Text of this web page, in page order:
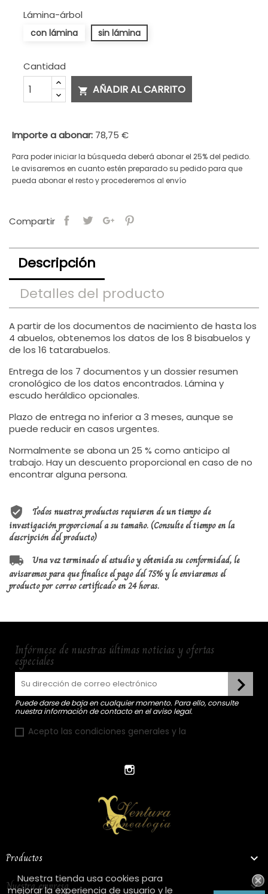
Nuestra tienda usa cookies para
mejorar la experiencia de usuario y le
Lámina-árbol
con lámina sin lámina
Cantidad
 AÑADIR AL CARRITO
Importe a abonar: 78,75 €
Para poder iniciar la búsqueda deberá abonar el 25% del pedido.
Le avisaremos en cuanto estén preparado su pedido para que
pueda abonar el resto y procederemos al envío
Compartir
Descripción
Detalles del producto
A partir de los documentos de nacimiento de hasta los
4 abuelos, obtenemos los datos de los 8 bisabuelos y
de los 16 tatarabuelos.
Entrega de los 7 documentos y un dossier resumen
cronológico de los datos encontrados. Lámina y
escudo heráldico opcionales.
Plazo de entrega no inferior a 3 meses, aunque se
puede reducir en casos urgentes.
Normalmente se abona un 25 % como anticipo al
trabajo. Hay un descuento proporcional en caso de no
encontrar alguna persona.
Todos nuestros productos requieren de un tiempo de
investigación proporcional a su tamaño. (Consulte el tiempo en la
descripción del producto)
Una vez terminado el estudio y obtenida su conformidad, le
avisaremos para que finalice el pago del 75% y le enviaremos el
producto por correo certificado en 24 horas.
Infórmese de nuestras últimas noticias y ofertas
especiales
Puede darse de baja en cualquier momento. Para ello, consulte
nuestra información de contacto en el aviso legal.
Acepto las condiciones generales y la
Productos 
Nuestra empresa 